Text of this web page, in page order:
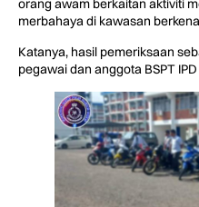
orang awam berkaitan aktiviti
merbahaya di kawasan
Katanya, hasil pemeriksaan
pegawai dan anggota BSPT